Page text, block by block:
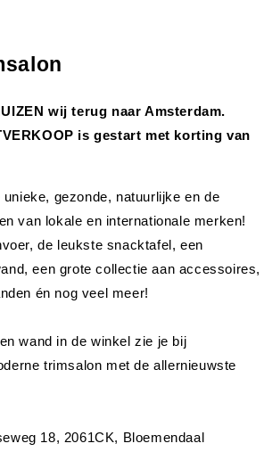
wij terug naar Amsterdam.
is gestart met korting van
gezonde, natuurlijke en de
van lokale en internationale merken!
de leukste snacktafel, een
een grote collectie aan accessoires,
én nog veel meer!
wand in de winkel zie je bij
trimsalon met de allernieuwste
18, 2061CK, Bloemendaal